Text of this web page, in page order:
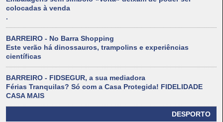
colocadas à venda
.
BARREIRO - No Barra Shopping
Este verão há dinossauros, trampolins e experiências
científicas
BARREIRO - FIDSEGUR, a sua mediadora
Férias Tranquilas? Só com a Casa Protegida! FIDELIDADE
CASA MAIS
DESPORTO